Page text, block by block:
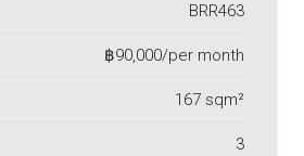
BRR463
฿90,000/per month
167 sqm²
3